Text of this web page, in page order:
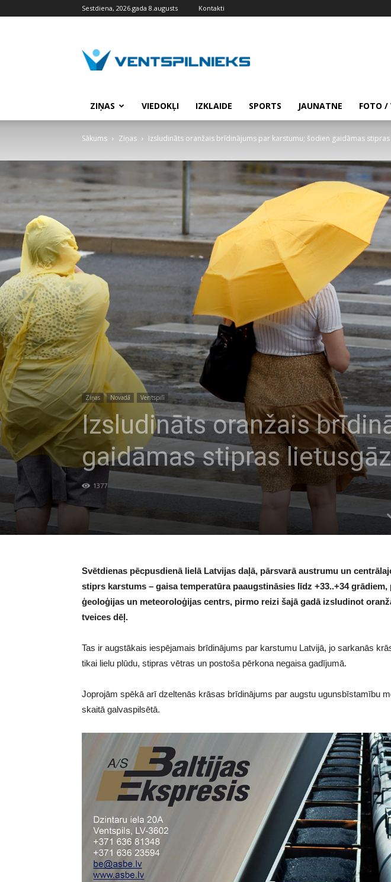
Sestdiena, 2026.gada 8.augusts Kontakti
ZIŅAS VIEDOKĻI IZKLAIDE SPORTS JAUNATNE FOTO /
Sākums Ziņas Izsludināts oranžais brīdinājums par karstumu; šodien gaidāmas
Ziņas Novadā Ventspilī
Izsludināts oranžais
gaidāmas stipras
1377
Svētdienas pēcpusdienā lielā Latvijas daļā, pārsvarā austrumu un
stiprs karstums – gaisa temperatūra paaugstināsies līdz +33..+34
ģeoloģijas un meteoroloģijas centrs, pirmo reizi šajā gadā izsludinot
tveices dēļ.
Tas ir augstākais iespējamais brīdinājums par karstumu Latvijā, jo sarkanās
tikai lielu plūdu, stipras vētras un postoša pērkona negaisa gadījumā.
Joprojām spēkā arī dzeltenās krāsas brīdinājums par augstu ugunsbīstamību
skaitā galvaspilsētā.